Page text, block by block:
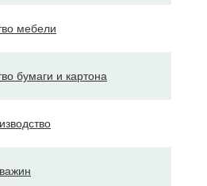
мебели
бумаги и картона